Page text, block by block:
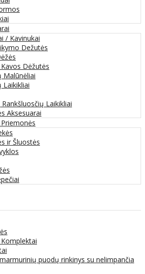
/ Kavinukai
Dežutės
Dėžutės
Malūnėliai
Laikikliai
Laikikliai
Aksesuarai
ir Šluostės
puodų rinkinys su nelimpančia